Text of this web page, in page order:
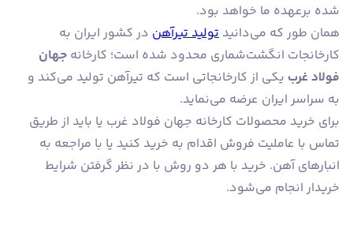
شده برعهده ما خواهد بود.
همان طور که می‌دانید تولید تیرآهن در کشور ایران به
کارخانجات انگشت‌شماری محدود شده است؛ کارخانه جهان
فولاد غرب یکی از کارخانجاتی است که تیرآهن تولید می‌کند و
به سراسر ایران عرضه می‌نماید.
برای خرید محصولات کارخانه جهان فولاد غرب یا باید از طریق
تماس با عاملیت فروش اقدام به خرید کنید یا با مراجعه به
انبارهای آهن. خرید با هر دو روش با در نظر گرفتن شرایط
خریدار انجام می‌شود.